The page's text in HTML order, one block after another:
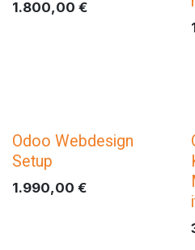
1.800,00 €
Odoo Webdesign
Setup
1.990,00 €